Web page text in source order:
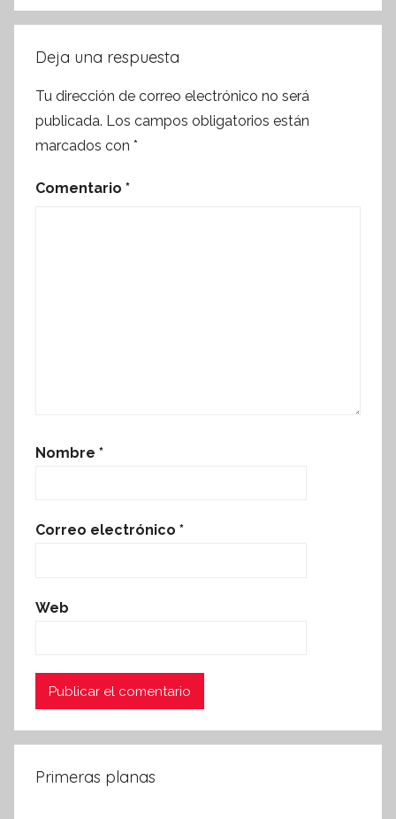
Deja una respuesta
Tu dirección de correo electrónico no será
publicada. Los campos obligatorios están
marcados con *
Comentario *
Nombre *
Correo electrónico *
Web
Primeras planas